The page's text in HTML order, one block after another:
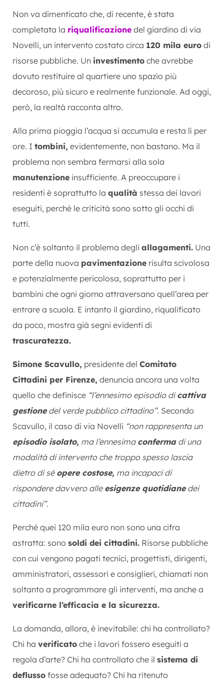
Non va dimenticato che, di recente, è stata
completata la riqualificazione del giardino di via
Novelli, un intervento costato circa 120 mila euro di
risorse pubbliche. Un investimento che avrebbe
dovuto restituire al quartiere uno spazio più
decoroso, più sicuro e realmente funzionale. Ad oggi,
però, la realtà racconta altro.
Alla prima pioggia l’acqua si accumula e resta lì per
ore. I tombini, evidentemente, non bastano. Ma il
problema non sembra fermarsi alla sola
manutenzione insufficiente. A preoccupare i
residenti è soprattutto la qualità stessa dei lavori
eseguiti, perché le criticità sono sotto gli occhi di
tutti.
Non c’è soltanto il problema degli allagamenti. Una
parte della nuova pavimentazione risulta scivolosa
e potenzialmente pericolosa, soprattutto per i
bambini che ogni giorno attraversano quell’area per
entrare a scuola. E intanto il giardino, riqualificato
da poco, mostra già segni evidenti di
trascuratezza.
Simone Scavullo, presidente del Comitato
Cittadini per Firenze, denuncia ancora una volta
quello che definisce “l’ennesimo episodio dicattiva
gestionedel verde pubblico cittadino”. Secondo
Scavullo, il caso di via Novelli “non rappresenta un
episodio isolato, ma l’ennesima confermadi una
modalità di intervento che troppo spesso lascia
dietro di sé opere costose, ma incapaci di
rispondere davvero alle esigenze quotidianedei
cittadini”.
Perché quei 120 mila euro non sono una cifra
astratta: sono soldi dei cittadini. Risorse pubbliche
con cui vengono pagati tecnici, progettisti, dirigenti,
amministratori, assessori e consiglieri, chiamati non
soltanto a programmare gli interventi, ma anche a
verificarne l’efficacia e la sicurezza.
La domanda, allora, è inevitabile: chi ha controllato?
Chi ha verificato che i lavori fossero eseguiti a
regola d’arte? Chi ha controllato che il sistema di
deflusso fosse adeguato? Chi ha ritenuto